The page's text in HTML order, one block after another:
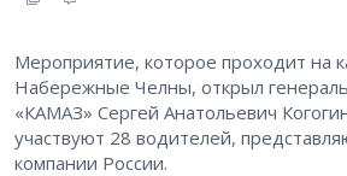
Мероприятие, которое проходит на
Набережные Челны, открыл
«КАМАЗ» Сергей Анатольевич
участвуют 28 водителей,
компании России.